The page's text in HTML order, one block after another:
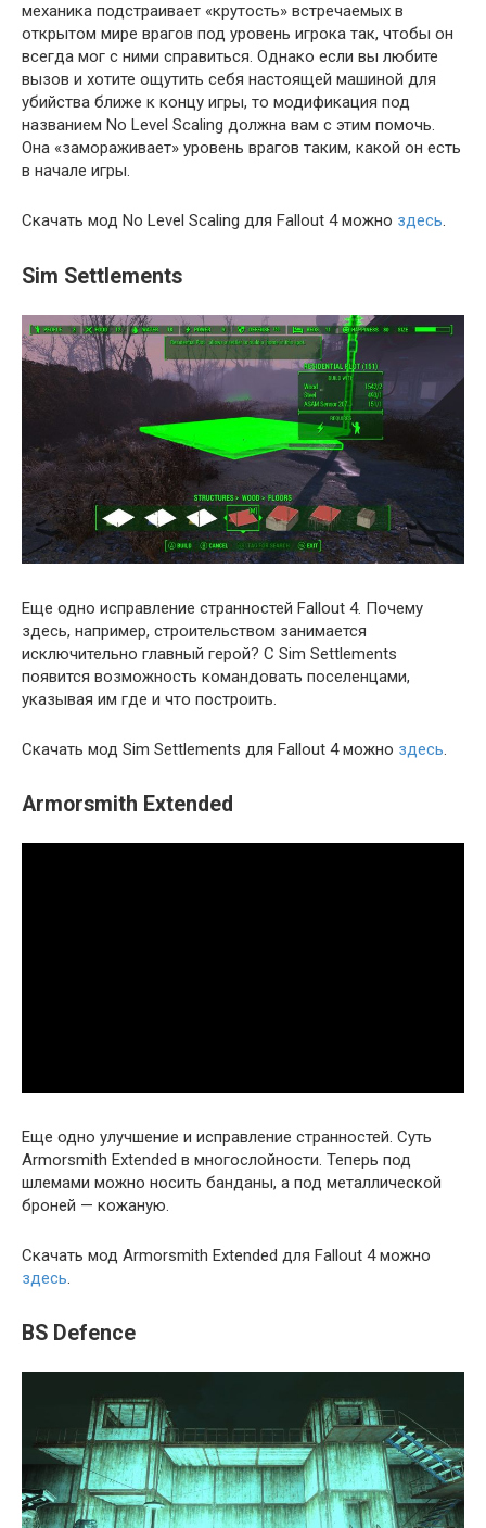
механика подстраивает «крутость» встречаемых в
открытом мире врагов под уровень игрока так, чтобы он
всегда мог с ними справиться. Однако если вы любите
вызов и хотите ощутить себя настоящей машиной для
убийства ближе к концу игры, то модификация под
названием No Level Scaling должна вам с этим помочь.
Она «замораживает» уровень врагов таким, какой он есть
в начале игры.
Скачать мод No Level Scaling для Fallout 4 можно здесь.
Sim Settlements
Еще одно исправление странностей Fallout 4. Почему
здесь, например, строительством занимается
исключительно главный герой? С Sim Settlements
появится возможность командовать поселенцами,
указывая им где и что построить.
Скачать мод Sim Settlements для Fallout 4 можно здесь.
Armorsmith Extended
Еще одно улучшение и исправление странностей. Суть
Armorsmith Extended в многослойности. Теперь под
шлемами можно носить банданы, а под металлической
броней — кожаную.
Скачать мод Armorsmith Extended для Fallout 4 можно
здесь.
BS Defence